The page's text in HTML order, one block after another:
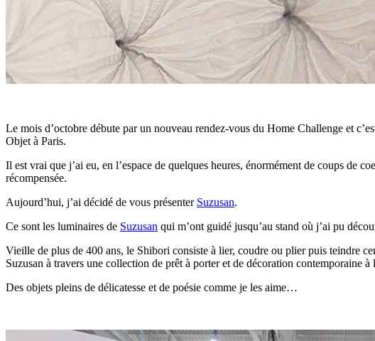
Le mois d’octobre débute par un nouveau rendez-vous du Home Challenge et
Objet à Paris.
Il est vrai que j’ai eu, en l’espace de quelques heures, énormément de coups de
récompensée.
Aujourd’hui, j’ai décidé de vous présenter Suzusan.
Ce sont les luminaires de Suzusan qui m’ont guidé jusqu’au stand où j’ai pu
Vieille de plus de 400 ans, le Shibori consiste à lier, coudre ou plier puis teindre
Suzusan à travers une collection de prêt à porter et de décoration contemporaine à
Des objets pleins de délicatesse et de poésie comme je les aime…